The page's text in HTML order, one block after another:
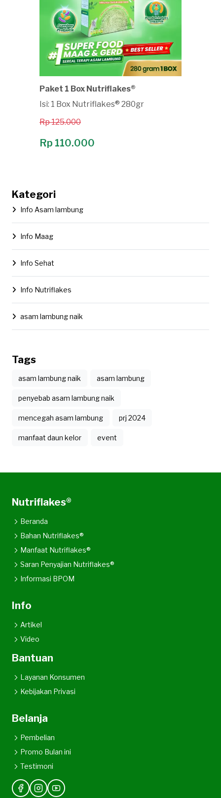
Paket 1 Box Nutriflakes®
Isi: 1 Box Nutriflakes® 280gr
Rp 125.000
Rp 110.000
Kategori
Info Asam lambung
Info Maag
Info Sehat
Info Nutriflakes
asam lambung naik
Tags
asam lambung naik asam lambung
penyebab asam lambung naik
mencegah asam lambung prj 2024
manfaat daun kelor event
Nutriflakes®
Beranda
Bahan Nutriflakes®
Manfaat Nutriflakes®
Saran Penyajian Nutriflakes®
Informasi BPOM
Info
Artikel
Video
Bantuan
Layanan Konsumen
Kebijakan Privasi
Belanja
Pembelian
Promo Bulan ini
Testimoni